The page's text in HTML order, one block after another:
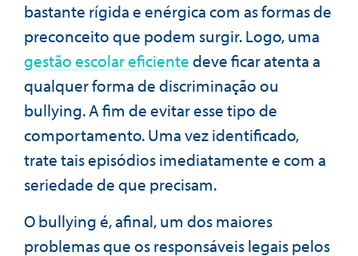
bastante rígida e enérgica com as formas de
preconceito que podem surgir. Logo, uma
gestão escolar eficientedeve ficar atenta a
qualquer forma de discriminação ou
bullying. A fim de evitar esse tipo de
comportamento. Uma vez identificado,
trate tais episódios imediatamente e com a
seriedade de que precisam.
O bullying é, afinal, um dos maiores
problemas que os responsáveis legais pelos